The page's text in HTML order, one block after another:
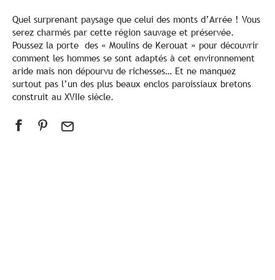
Quel surprenant paysage que celui des monts d’Arrée ! Vous
serez charmés par cette région sauvage et préservée.
Poussez la porte des « Moulins de Kerouat » pour découvrir
comment les hommes se sont adaptés à cet environnement
aride mais non dépourvu de richesses… Et ne manquez
surtout pas l’un des plus beaux enclos paroissiaux bretons
construit au XVIIe siècle.